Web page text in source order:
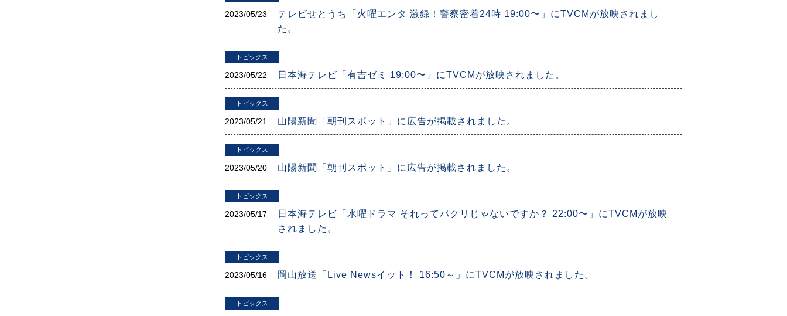
2023/05/23
テレビせとうち「火曜エンタ 激録！警察密着24時 19:00〜」にTVCMが放映されまし
た。
トピックス
2023/05/22 日本海テレビ「有吉ゼミ 19:00〜」にTVCMが放映されました。
トピックス
2023/05/21 山陽新聞「朝刊スポット」に広告が掲載されました。
トピックス
2023/05/20 山陽新聞「朝刊スポット」に広告が掲載されました。
トピックス
2023/05/17
日本海テレビ「水曜ドラマ それってパクリじゃないですか？ 22:00〜」にTVCMが放映
されました。
トピックス
2023/05/16 岡山放送「Live Newsイット！ 16:50～」にTVCMが放映されました。
トピックス